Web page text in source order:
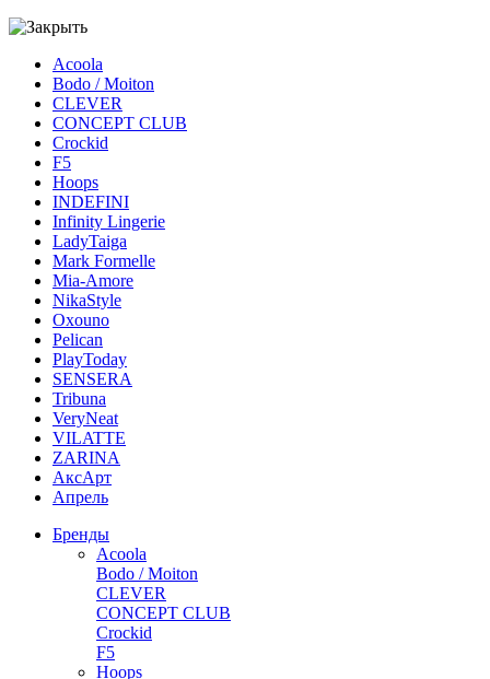
Acoola
Bodo / Moiton
CLEVER
CONCEPT CLUB
Crockid
F5
Hoops
INDEFINI
Infinity Lingerie
LadyTaiga
Mark Formelle
Mia-Amore
NikaStyle
Oxouno
Pelican
PlayToday
SENSERA
Tribuna
VeryNeat
VILATTE
ZARINA
АксАрт
Апрель
Бренды
Acoola
Bodo / Moiton
CLEVER
CONCEPT CLUB
Crockid
F5
Hoops